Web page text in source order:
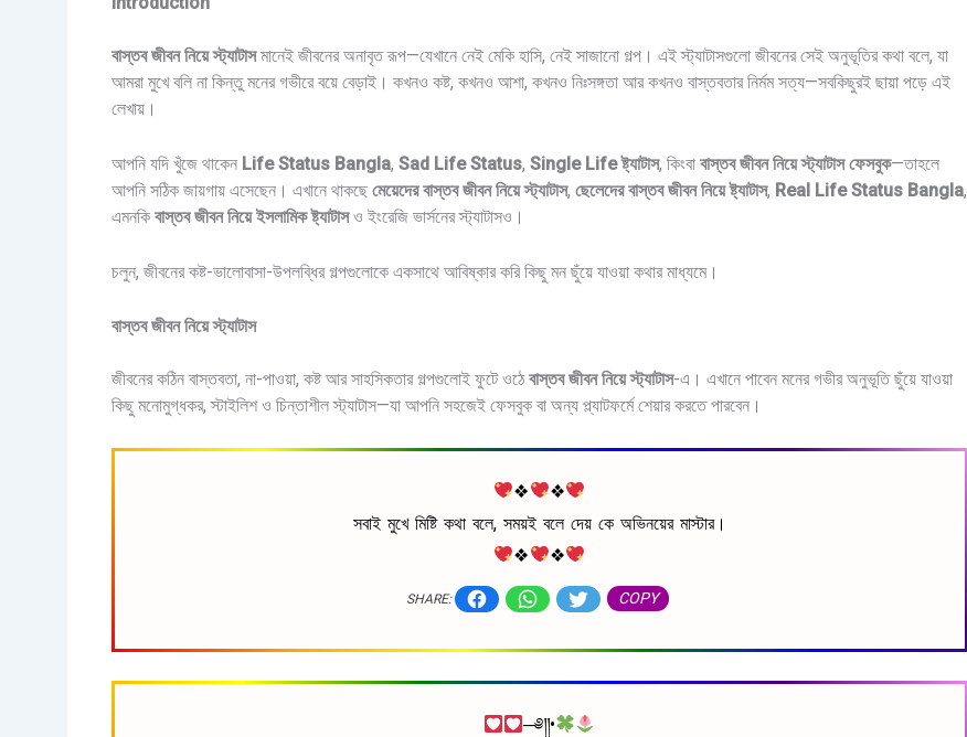
বাস্তব জীবন নিয়ে স্ট্যাটাসমানেই জীবনের অনাবৃত রূপ—যেখানে নেই মেকি হাসি, নেই সাজানো গল্প। এই স্ট্যাটাসগুলো জীবনের সেই অনুভূতির কথা বলে, যা
আমরা মুখে বলি না কিন্তু মনের গভীরে বয়ে বেড়াই। কখনও কষ্ট, কখনও আশা, কখনও নিঃসঙ্গতা আর কখনও বাস্তবতার নির্মম সত্য—সবকিছুরই ছায়া পড়ে এই
লেখায়।
আপনি যদি খুঁজে থাকেন Life Status Bangla, Sad Life Status, Single Life ষ্ট্যাটাস, কিংবা বাস্তব জীবন নিয়ে স্ট্যাটাসফেসবুক—তাহলে
আপনি সঠিক জায়গায় এসেছেন। এখানে থাকছে মেয়েদের বাস্তব জীবন নিয়ে স্ট্যাটাস, ছেলেদের বাস্তব জীবন নিয়ে ষ্ট্যাটাস, Real Life Status Bangla,
এমনকি বাস্তব জীবন নিয়ে ইসলামিক ষ্ট্যাটাসও ইংরেজি ভার্সনের স্ট্যাটাসও।
চলুন, জীবনের কষ্ট-ভালোবাসা-উপলব্ধির গল্পগুলোকে একসাথে আবিষ্কার করি কিছু মন ছুঁয়ে যাওয়া কথার মাধ্যমে।
বাস্তব জীবন নিয়ে স্ট্যাটাস
জীবনের কঠিন বাস্তবতা, না-পাওয়া, কষ্ট আর সাহসিকতার গল্পগুলোই ফুটে ওঠেবাস্তব জীবন নিয়ে স্ট্যাটাস-এ। এখানে পাবেন মনের গভীর অনুভূতি ছুঁয়ে যাওয়া
কিছু মনোমুগ্ধকর, স্টাইলিশ ও চিন্তাশীল স্ট্যাটাস—যা আপনি সহজেই ফেসবুক বা অন্য প্ল্যাটফর্মে শেয়ার করতে পারবেন।
❖
❖
সবাই মুখে মিষ্টি কথা বলে, সময়ই বলে দেয় কে অভিনয়ের মাস্টার।
❖
❖
SHARE: COPY
─༅༎•